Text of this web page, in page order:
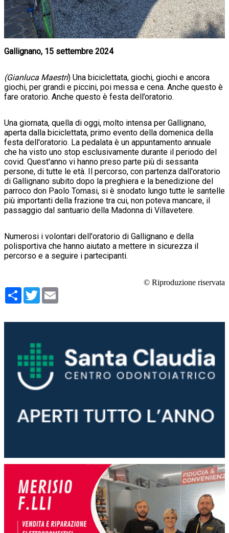
Gallignano, 15 settembre 2024
(Gianluca Maestri) Una biciclettata, giochi, giochi e ancora
giochi, per grandi e piccini, poi messa e cena. Anche questo è
fare oratorio. Anche questo è festa dell’oratorio.
Una giornata, quella di oggi, molto intensa per Gallignano,
aperta dalla biciclettata, primo evento della domenica della
festa dell'oratorio. La pedalata è un appuntamento annuale
che ha visto uno stop esclusivamente durante il periodo del
covid. Quest'anno vi hanno preso parte più di sessanta
persone, di tutte le età. Il percorso, con partenza dall'oratorio
di Gallignano subito dopo la preghiera e la benedizione del
parroco don Paolo Tomasi, si è snodato lungo tutte le santelle
più importanti della frazione tra cui, non poteva mancare, il
passaggio dal santuario della Madonna di Villavetere.
Numerosi i volontari dell'oratorio di Gallignano e della
polisportiva che hanno aiutato a mettere in sicurezza il
percorso e a seguire i partecipanti.
© Riproduzione riservata
Condividi
Twitter